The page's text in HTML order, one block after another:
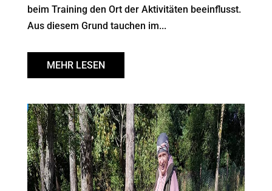
beim Training den Ort der Aktivitäten beeinflusst.
Aus diesem Grund tauchen im...
MEHR LESEN